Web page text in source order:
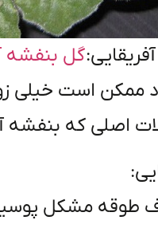
گل بنفشه
ممکن است خیلی
اصلی که
طوقه مشکل